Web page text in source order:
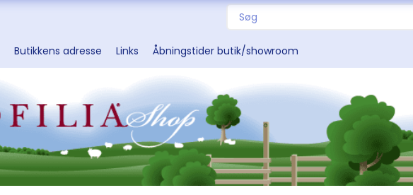
Butikkens adresse Links Åbningstider butik/showroom